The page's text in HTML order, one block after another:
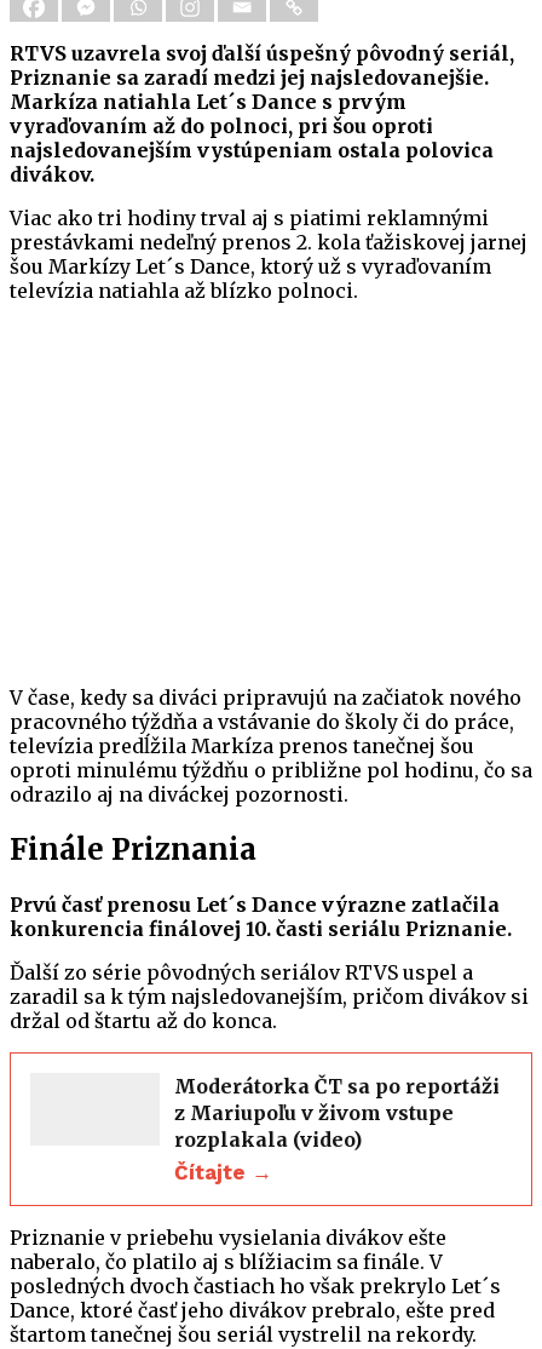
RTVS uzavrela svoj ďalší úspešný pôvodný seriál,
Priznanie sa zaradí medzi jej najsledovanejšie.
Markíza natiahla Let´s Dance s prvým
vyraďovaním až do polnoci, pri šou oproti
najsledovanejším vystúpeniam ostala polovica
divákov.
Viac ako tri hodiny trval aj s piatimi reklamnými
prestávkami nedeľný prenos 2. kola ťažiskovej jarnej
šou Markízy Let´s Dance, ktorý už s vyraďovaním
televízia natiahla až blízko polnoci.
V čase, kedy sa diváci pripravujú na začiatok nového
pracovného týždňa a vstávanie do školy či do práce,
televízia predĺžila Markíza prenos tanečnej šou
oproti minulému týždňu o približne pol hodinu, čo sa
odrazilo aj na diváckej pozornosti.
Finále Priznania
Prvú časť prenosu Let´s Dance výrazne zatlačila
konkurencia finálovej 10. časti seriálu Priznanie.
Ďalší zo série pôvodných seriálov RTVS uspel a
zaradil sa k tým najsledovanejším, pričom divákov si
držal od štartu až do konca.
Moderátorka ČT sa po reportáži
z Mariupoľu v živom vstupe
rozplakala (video)
Čítajte →
Priznanie v priebehu vysielania divákov ešte
naberalo, čo platilo aj s blížiacim sa finále. V
posledných dvoch častiach ho však prekrylo Let´s
Dance, ktoré časť jeho divákov prebralo, ešte pred
štartom tanečnej šou seriál vystrelil na rekordy.